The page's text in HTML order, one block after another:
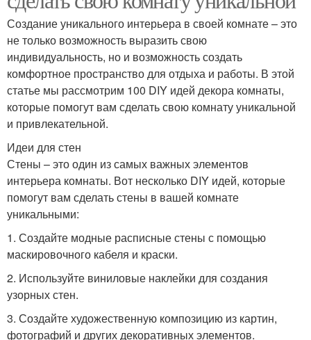
Создание уникального интерьера в своей комнате – это
не только возможность выразить свою
индивидуальность, но и возможность создать
комфортное пространство для отдыха и работы. В этой
статье мы рассмотрим 100 DIY идей декора комнаты,
которые помогут вам сделать свою комнату уникальной
и привлекательной.
Идеи для стен
Стены – это один из самых важных элементов
интерьера комнаты. Вот несколько DIY идей, которые
помогут вам сделать стены в вашей комнате
уникальными:
1. Создайте модные расписные стены с помощью
маскировочного кабеля и краски.
2. Используйте виниловые наклейки для создания
узорных стен.
3. Создайте художественную композицию из картин,
фотографий и других декоративных элементов.